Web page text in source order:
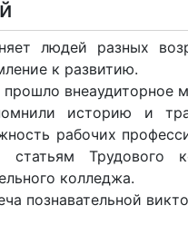
людей разных
к развитию.
прошло внеаудиторное
историю и
рабочих
статьям Трудового
колледжа.
познавательной